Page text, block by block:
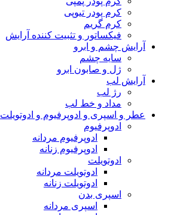
کرم پودر تیوپی
کرم گریم
فیکساتور و تثبیت کننده آرایش
آرایش چشم و ابرو
سایه چشم
ژل و صابون ابرو
آرایش لب
رژ لب
مداد و خط لب
عطر و اسپری و ادوپرفیوم و ادوتویلت
ادوپرفیوم
ادوپرفیوم مردانه
ادوپرفیوم زنانه
ادوتویلت
ادوتویلت مردانه
ادوتویلت زنانه
اسپری بدن
اسپری مردانه